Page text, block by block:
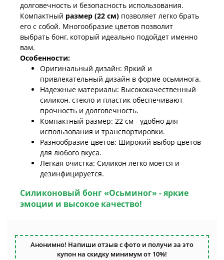
долговечность и безопасность использования.
Компактный размер (22 см) позволяет легко брать
его с собой. Многообразие цветов позволит
выбрать бонг, который идеально подойдет именно
вам.
Особенности:
Оригинальный дизайн: Яркий и
привлекательный дизайн в форме осьминога.
Надежные материалы: Высококачественный
силикон, стекло и пластик обеспечивают
прочность и долговечность.
Компактный размер: 22 см - удобно для
использования и транспортировки.
Разнообразие цветов: Широкий выбор цветов
для любого вкуса.
Легкая очистка: Силикон легко моется и
дезинфицируется.
Силиконовый бонг «Осьминог» - яркие
эмоции и высокое качество!
Анонимно! Напиши отзыв с фото и получи за это
купон на скидку минимум от 10%!